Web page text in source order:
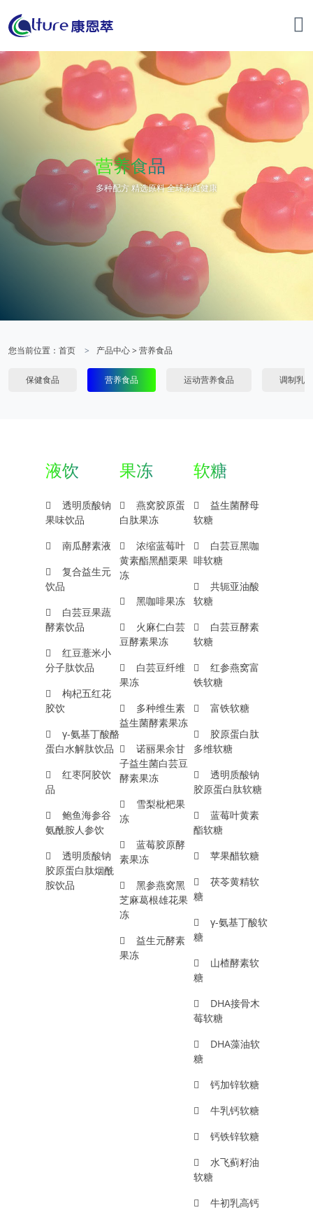
营养食品
多种配方 精选原料 全球家庭健康
您当前位置： 首页 产品中心> 营养食品
保健食品 营养食品 运动营养食品 调制乳粉
液饮
透明质酸钠
果味饮品
南瓜酵素液
复合益生元
饮品
白芸豆果蔬
酵素饮品
红豆薏米小
分子肽饮品
枸杞五红花
胶饮
γ-氨基丁酸酪
蛋白水解肽饮品
红枣阿胶饮
品
鲍鱼海参谷
氨酰胺人参饮
透明质酸钠
胶原蛋白肽烟酰
胺饮品
果冻
燕窝胶原蛋
白肽果冻
浓缩蓝莓叶
黄素酯黑醋栗果
冻
黑咖啡果冻
火麻仁白芸
豆酵素果冻
白芸豆纤维
果冻
多种维生素
益生菌酵素果冻
诺丽果余甘
子益生菌白芸豆
酵素果冻
雪梨枇杷果
冻
蓝莓胶原酵
素果冻
黑参燕窝黑
芝麻葛根雄花果
冻
益生元酵素
果冻
软糖
益生菌酵母
软糖
白芸豆黑咖
啡软糖
共轭亚油酸
软糖
白芸豆酵素
软糖
红参燕窝富
铁软糖
富铁软糖
胶原蛋白肽
多维软糖
透明质酸钠
胶原蛋白肽软糖
蓝莓叶黄素
酯软糖
苹果醋软糖
茯苓黄精软
糖
γ-氨基丁酸软
糖
山楂酵素软
糖
DHA接骨木
莓软糖
DHA藻油软
糖
钙加锌软糖
牛乳钙软糖
钙铁锌软糖
水飞蓟籽油
软糖
牛初乳高钙